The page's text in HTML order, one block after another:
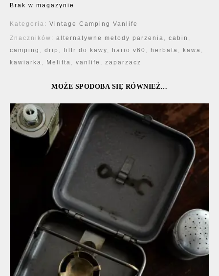
Brak w magazynie
Kategoria: Vintage Camping Vanlife
Znaczników: alternatywne metody parzenia , cabin ,
camping , drip , filtr do kawy, hario v60 , herbata , kawa ,
kawiarka , Melitta , vanlife , zaparzacz
MOŻE SPODOBA SIĘ RÓWNIEŻ…